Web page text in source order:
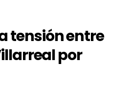
tensión entre
por